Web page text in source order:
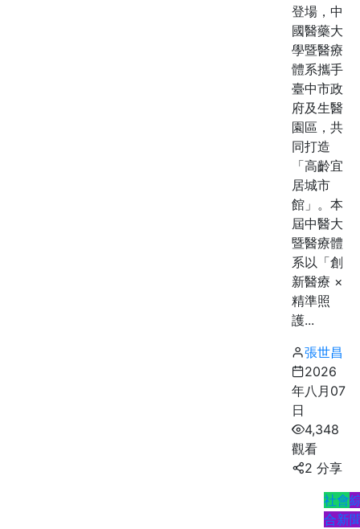
登場，中
國醫藥大
學暨醫療
體系攜手
臺中市政
府及生醫
園區，共
同打造
「高齡宜
居城市
館」。本
屆中醫大
暨醫療體
系以「創
新醫療 ×
精準照
護...
張世昌
2026
年八月07
日
4,348
觀看
2 分享
社會
合新